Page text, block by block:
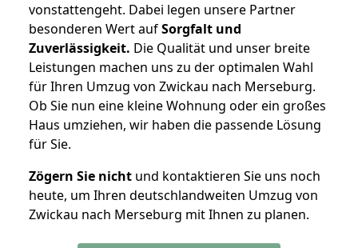
vonstattengeht. Dabei legen unsere Partner
besonderen Wert aufSorgfalt und
Zuverlässigkeit. Die Qualität und unser breite
Leistungen machen uns zu der optimalen Wahl
für Ihren Umzug von Zwickau nach Merseburg.
Ob Sie nun eine kleine Wohnung oder ein großes
Haus umziehen, wir haben die passende Lösung
für Sie.
Zögern Sie nicht und kontaktieren Sie uns noch
heute, um Ihren deutschlandweiten Umzug von
Zwickau nach Merseburg mit Ihnen zu planen.